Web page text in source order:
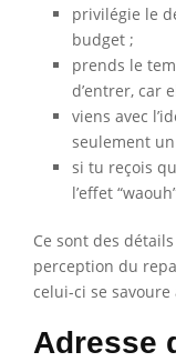
privilégie le
budget ;
prends le
d’entrer, car
viens avec
seulement
si tu reçois
l’effet
Ce sont des
perception du
celui-ci se savoure
Adresse